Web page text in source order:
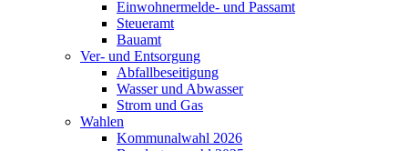
Einwohnermelde- und Passamt
Steueramt
Bauamt
Ver- und Entsorgung
Abfallbeseitigung
Wasser und Abwasser
Strom und Gas
Wahlen
Kommunalwahl 2026